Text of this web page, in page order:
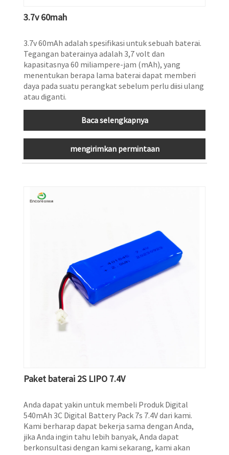
3.7v 60mah
3.7v 60mAh adalah spesifikasi untuk sebuah baterai.
Tegangan baterainya adalah 3,7 volt dan
kapasitasnya 60 miliampere-jam (mAh), yang
menentukan berapa lama baterai dapat memberi
daya pada suatu perangkat sebelum perlu diisi ulang
atau diganti.
Baca selengkapnya
mengirimkan permintaan
Paket baterai 2S LIPO 7.4V
Anda dapat yakin untuk membeli Produk Digital
540mAh 3C Digital Battery Pack 7s 7.4V dari kami.
Kami berharap dapat bekerja sama dengan Anda,
jika Anda ingin tahu lebih banyak, Anda dapat
berkonsultasi dengan kami sekarang, kami akan